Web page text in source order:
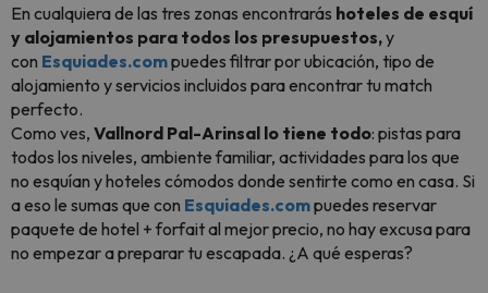
En cualquiera de las tres zonas encontrarás hoteles de esquí
y alojamientos para todos los presupuestos,y
con Esquiades.compuedes filtrar por ubicación, tipo de
alojamiento y servicios incluidos para encontrar tu match
perfecto.
Como ves, Vallnord Pal-Arinsal lo tiene todo: pistas para
todos los niveles, ambiente familiar, actividades para los que
no esquían y hoteles cómodos donde sentirte como en casa. Si
a eso le sumas que con Esquiades.compuedes reservar
paquete de hotel + forfait al mejor precio, no hay excusa para
no empezar a preparar tu escapada. ¿A qué esperas?